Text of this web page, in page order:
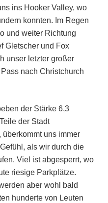
ins Hooker Valley, wo
konnten. Im Regen
und weiter Richtung
Gletscher und Fox
unser letzter großer
nach Christchurch
der Stärke 6,3
der Stadt
überkommt uns immer
als wir durch die
Viel ist abgesperrt, wo
riesige Parkplätze.
aber wohl bald
hunderte von Leuten